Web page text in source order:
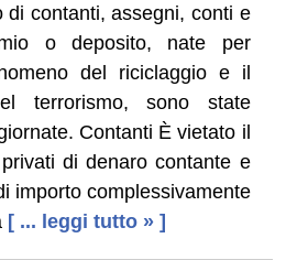
di contanti, assegni, conti e
o deposito, nate per
del riciclaggio e il
terrorismo, sono state
Contanti È vietato il
di denaro contante e
importo complessivamente
[ ... leggi tutto » ]